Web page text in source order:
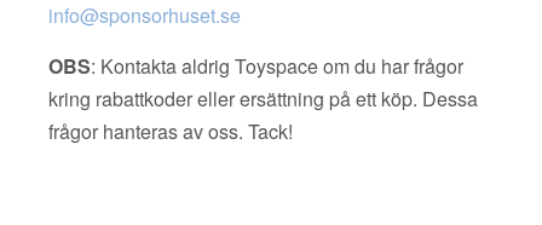
info@sponsorhuset.se
OBS: Kontakta aldrig Toyspace om du har frågor
kring rabattkoder eller ersättning på ett köp. Dessa
frågor hanteras av oss. Tack!